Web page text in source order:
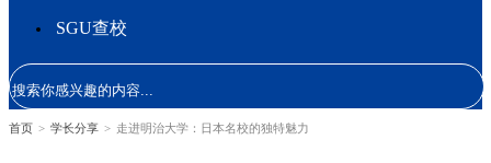
SGU查校
首页 > 学长分享 > 走进明治大学：日本名校的独特魅力